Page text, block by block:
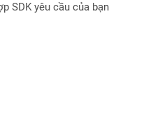
SDK yêu cầu của bạn